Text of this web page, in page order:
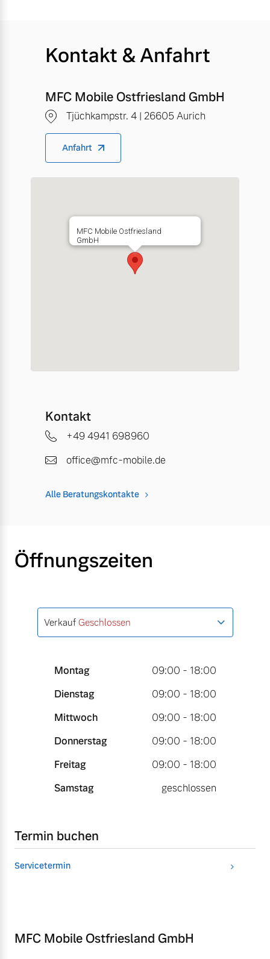
Kontakt & Anfahrt
MFC Mobile Ostfriesland GmbH
Tjüchkampstr. 4 | 26605 Aurich
Anfahrt
MFC Mobile Ostfriesland
GmbH
Kontakt
+49 4941 698960
office@mfc-mobile.de
Alle Beratungskontakte
Öffnungszeiten
Verkauf Geschlossen
Montag
09:00 - 18:00
Dienstag
09:00 - 18:00
Mittwoch
09:00 - 18:00
Donnerstag
09:00 - 18:00
Freitag
09:00 - 18:00
Samstag
geschlossen
Termin buchen
Servicetermin
MFC Mobile Ostfriesland GmbH